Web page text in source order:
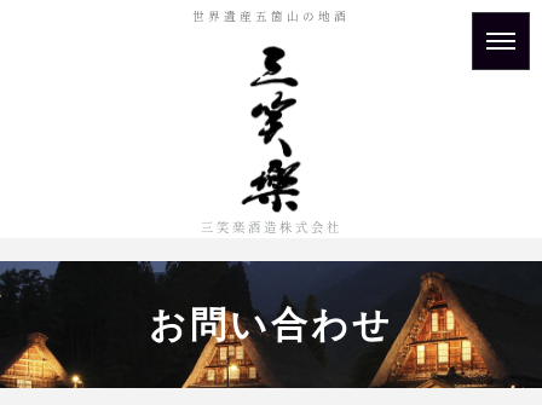
世界遺産五箇山の地酒
三笑楽酒造株式会社
お問い合わせ